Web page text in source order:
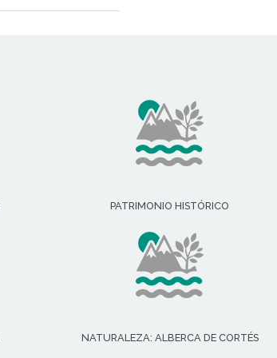
PATRIMONIO HISTÓRICO
NATURALEZA: ALBERCA DE CORTÉS